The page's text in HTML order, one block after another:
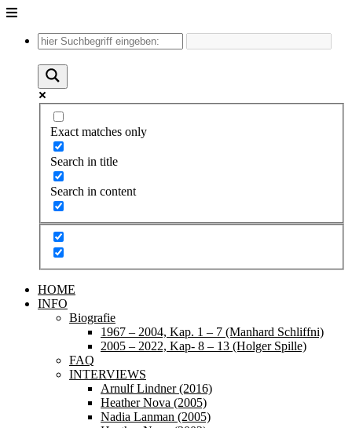
Unter
Inhalt
Exact matches only
Search in title
Search in content
HOME
INFO
Biografie
1967 – 2004, Kap. 1 – 7 (Manhard Schliffni)
2005 – 2022, Kap- 8 – 13 (Holger Spille)
FAQ
INTERVIEWS
Arnulf Lindner (2016)
Heather Nova (2005)
Nadia Lanman (2005)